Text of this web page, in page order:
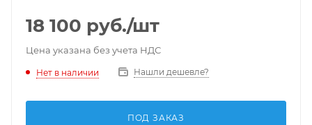
18 100 руб./шт
Цена указана без учета НДС
Нет в наличии Нашли дешевле?
ПОД ЗАКАЗ